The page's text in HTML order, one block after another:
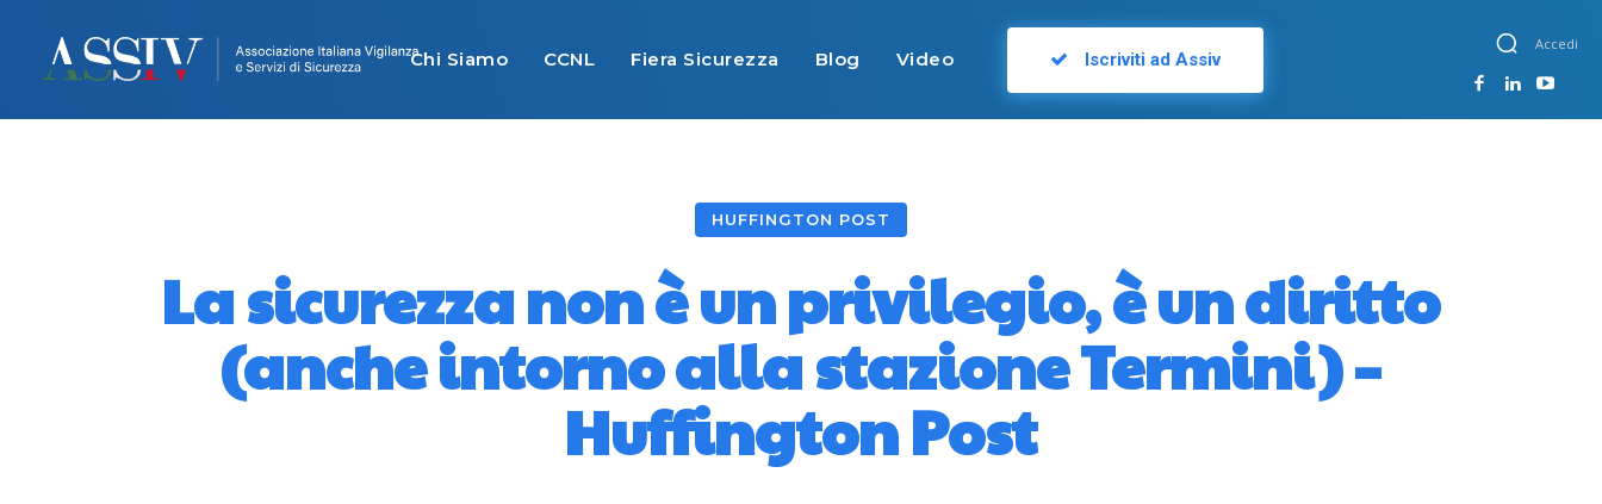
Chi Siamo CCNL Fiera Sicurezza Blog Video Iscriviti ad Assiv
Accedi
HUFFINGTON POST
La sicurezza non è un privilegio, è un diritto
(anche intorno alla stazione Termini) –
Huffington Post